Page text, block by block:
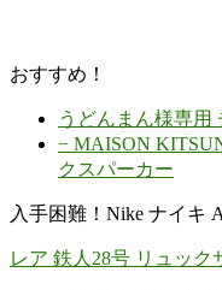
おすすめ！
うどんまん様専用
− MAISON
クスパーカー
入手困難！Nike ナイキ
レア 鉄人28号 リュック